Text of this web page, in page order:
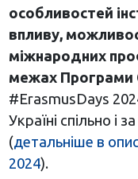
особливостей
впливу,
міжнародних
межах Програми
#ErasmusDays
Україні спільно і
(детальніше в
2024).